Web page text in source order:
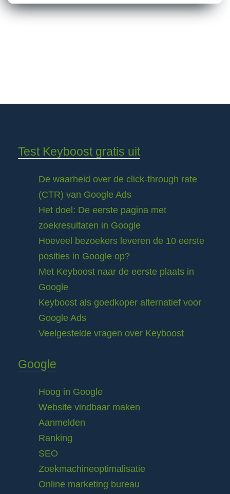
Test Keyboost gratis uit
De waarheid over de click-through rate
(CTR) van Google Ads
Het doel: De eerste pagina met
zoekresultaten in Google
Hoeveel bezoekers leveren de 10 eerste
posities in Google op?
Met Keyboost naar de eerste plaats in
Google
Keyboost als goedkoper alternatief voor
Google Ads
Veelgestelde vragen over Keyboost
Google
Hoog in Google
Website vindbaar maken
Aanmelden
Ranking
SEO
Zoekmachineoptimalisatie
Online marketing bureau